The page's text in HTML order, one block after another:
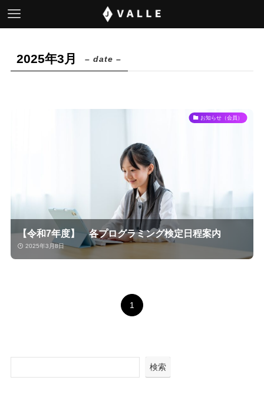
2025年3月 – date –
お知らせ（会員）
【令和7年度】 各プログラミング検定日程案内
2025年3月8日
1
検索